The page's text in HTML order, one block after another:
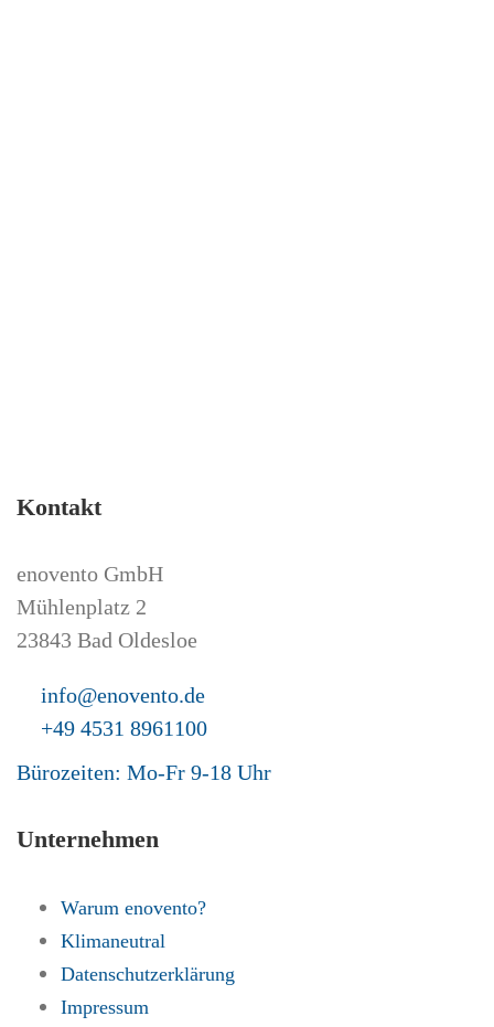
Kontakt
enovento GmbH
Mühlenplatz 2
23843 Bad Oldesloe
info@enovento.de
+49 4531 8961100
Bürozeiten: Mo-Fr 9-18 Uhr
Unternehmen
Warum enovento?
Klimaneutral
Datenschutzerklärung
Impressum